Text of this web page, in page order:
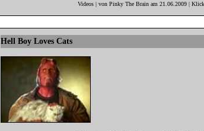
Videos | von Pinky The Brain am 21.06.2009 |
Hell Boy Loves Cats